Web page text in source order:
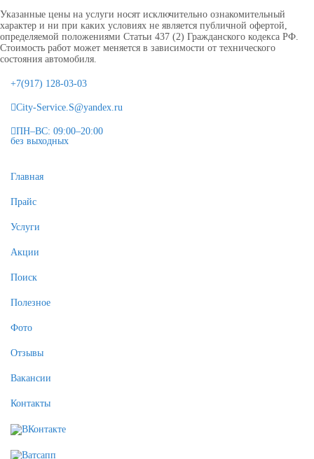
Указанные цены на услуги носят исключительно ознакомительный
характер и ни при каких условиях не является публичной офертой,
определяемой положениями Статьи 437 (2) Гражданского кодекса РФ.
Стоимость работ может меняется в зависимости от технического
состояния автомобиля.
+7(917) 128-03-03
City-Service.S@yandex.ru
ПН–ВС: 09:00–20:00
без выходных
Главная
Прайс
Услуги
Акции
Поиск
Полезное
Фото
Отзывы
Вакансии
Контакты